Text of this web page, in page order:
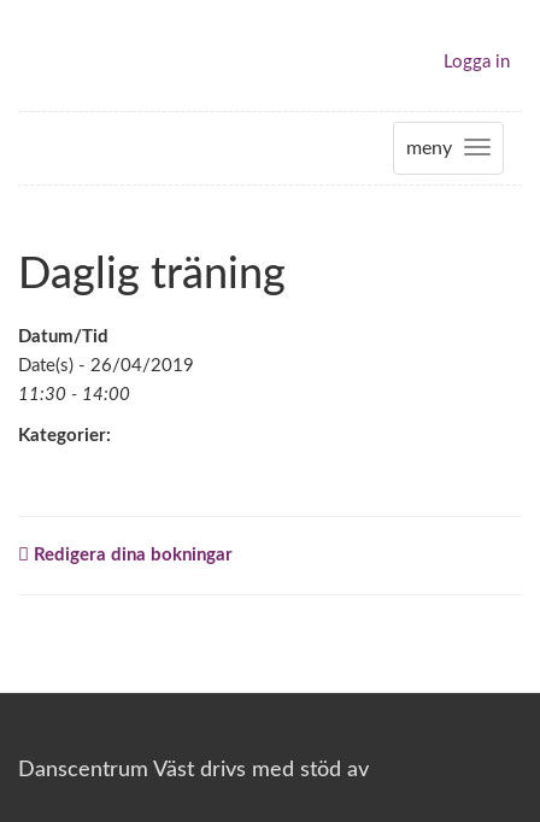
Logga in
meny
T
o
Daglig träning
Datum/Tid
Date(s) - 26/04/2019
11:30 - 14:00
Kategorier:
Redigera dina bokningar
Danscentrum Väst drivs med stöd av